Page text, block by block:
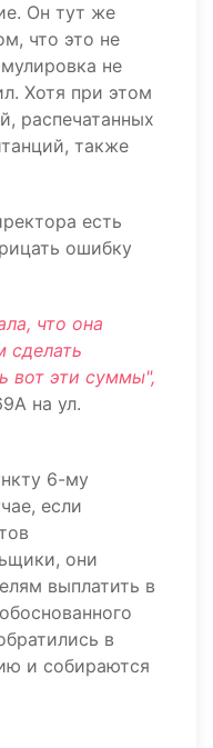
Он тут же
что это не
не
Хотя при этом
распечатанных
также
есть
ошибку
что она
сделать
вот эти суммы",
на ул.
6-му
если
они
выплатить в
в
и собираются